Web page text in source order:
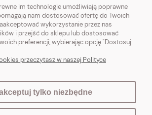
- meble i artykuły dekoracyjne do domu
skandynawskim, prowansalskim, boho, shabby
im technologie umożliwiają poprawne
nam dostosować ofertę do Twoich
wykorzystanie przez nas
i przejść do sklepu lub dostosować
preferencji, wybierając opcję "Dostosuj
przeczytasz w naszej Polityce
tylko niezbędne